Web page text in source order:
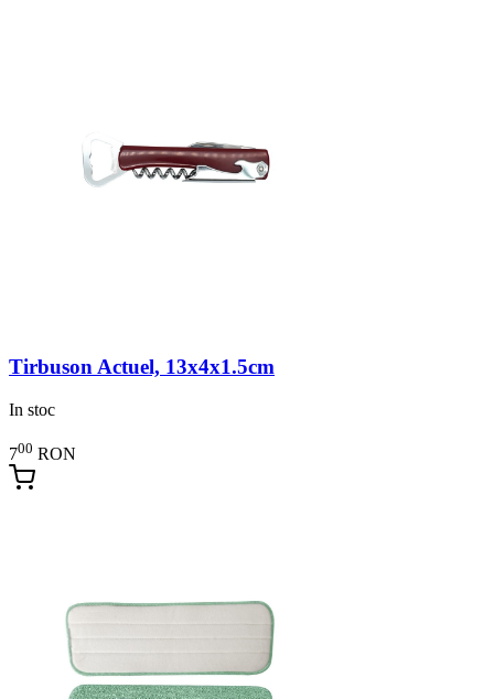
Tirbuson Actuel, 13x4x1.5cm
In stoc
700 RON